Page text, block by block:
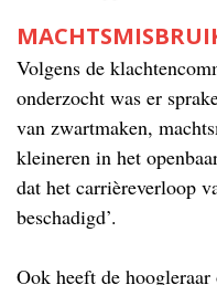
Volgens de
onderzocht was er
van zwartmaken,
kleineren in het
dat het carrièreverloop
beschadigd’.
Ook heeft de